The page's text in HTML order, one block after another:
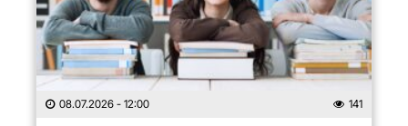
08.07.2026 - 12:00 141